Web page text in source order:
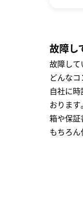
故障し
故障して
どんな
自社に
おります｡
箱や保証
もちろ